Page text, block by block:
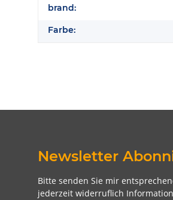
brand:
Farbe:
Newsletter
Bitte senden Sie mir
jederzeit widerruflich